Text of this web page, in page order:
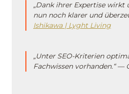
„Dank ihrer Expertise wirkt
nun noch klarer und
Ishikawa | Lyght Living
„Unter SEO-Kriterien
Fachwissen vorhanden.“ —